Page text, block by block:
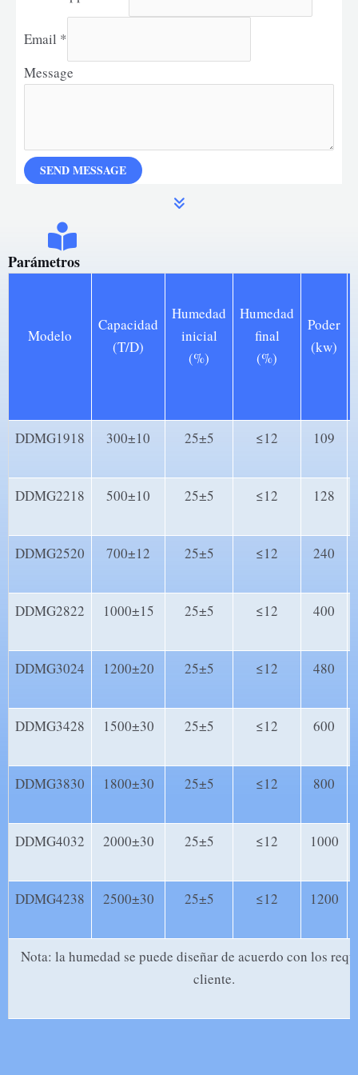
Email *
Message
SEND MESSAGE
Parámetros
Modelo
Capacidad
(T/D)
Humedad
inicial
(%)
Humedad
final
(%)
Poder
(kw)
DDMG1918 300±10 25±5 ≤12 109
DDMG2218 500±10 25±5 ≤12 128
DDMG2520 700±12 25±5 ≤12 240
DDMG2822 1000±15 25±5 ≤12 400
DDMG3024 1200±20 25±5 ≤12 480
DDMG3428 1500±30 25±5 ≤12 600
DDMG3830 1800±30 25±5 ≤12 800
DDMG4032 2000±30 25±5 ≤12 1000
DDMG4238 2500±30 25±5 ≤12 1200
Nota: la humedad se puede diseñar de acuerdo con los
cliente.